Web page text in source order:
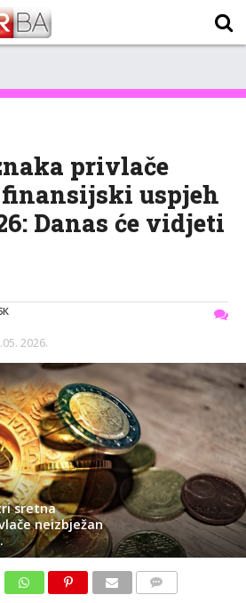
privlače
uspjeh
Danas će vidjeti
2026.
sretna
neizbježan